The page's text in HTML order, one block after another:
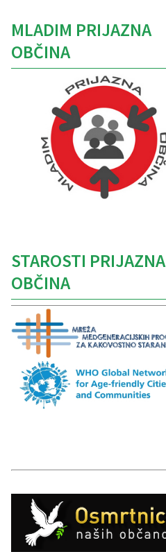
MLADIM PRIJAZNA
OBČINA
STAROSTI PRIJAZNA
OBČINA